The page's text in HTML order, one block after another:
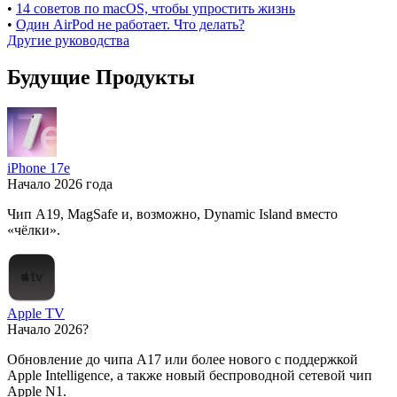
• 14 советов по macOS, чтобы упростить жизнь
• Один AirPod не работает. Что делать?
Другие руководства
Будущие Продукты
iPhone 17e
Начало 2026 года
Чип A19, MagSafe и, возможно, Dynamic Island вместо
«чёлки».
Apple TV
Начало 2026?
Обновление до чипа A17 или более нового с поддержкой
Apple Intelligence, а также новый беспроводной сетевой чип
Apple N1.